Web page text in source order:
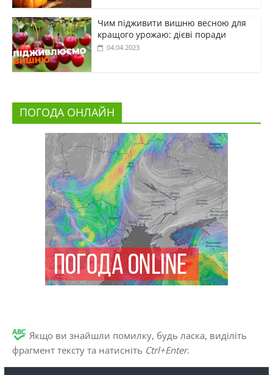
Чим підживити вишню весною для
кращого урожаю: дієві поради
04.04.2023
ПОГОДА ОНЛАЙН
Якщо ви знайшли помилку, будь ласка, виділіть
фрагмент тексту та натисніть Ctrl+Enter.